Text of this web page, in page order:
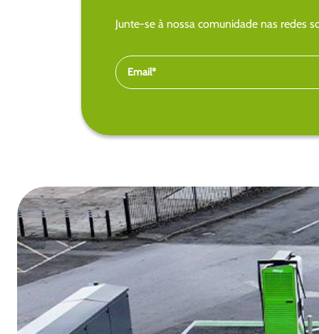
Junte-se à nossa comunidade nas redes